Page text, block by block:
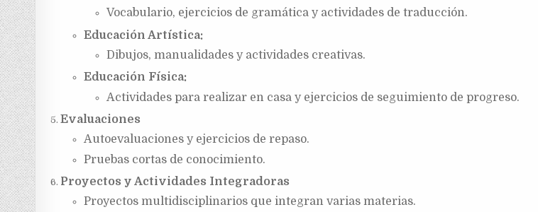
Vocabulario, ejercicios de gramática y actividades de traducción.
Educación Artística:
Dibujos, manualidades y actividades creativas.
Educación Física:
Actividades para realizar en casa y ejercicios de seguimiento de progreso.
Evaluaciones
Autoevaluaciones y ejercicios de repaso.
Pruebas cortas de conocimiento.
Proyectos y Actividades Integradoras
Proyectos multidisciplinarios que integran varias materias.